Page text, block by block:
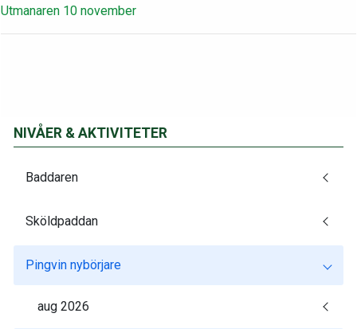
Utmanaren 10 november
NIVÅER & AKTIVITETER
Baddaren
Sköldpaddan
Pingvin nybörjare
aug 2026